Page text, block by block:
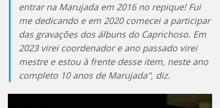
entrar na Marujada em 2016 no repique! Fui
me dedicando e em 2020 comecei a participar
das gravações dos álbuns do Caprichoso. Em
2023 virei coordenador e ano passado virei
mestre e estou à frente desse item, neste ano
completo 10 anos de Marujada", diz.